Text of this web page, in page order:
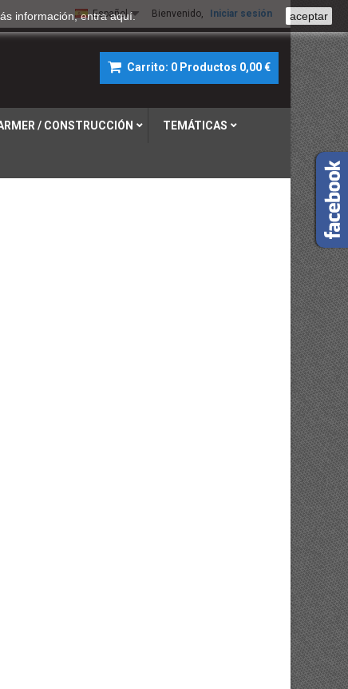
Bienvenido, Iniciar sesión
Español
Carrito: 0 Productos 0,00 €
/ CONSTRUCCIÓN TEMÁTICAS
información, entraaquí. aceptar